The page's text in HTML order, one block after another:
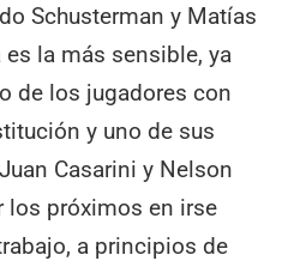
Schusterman y Matías
la más sensible, ya
de los jugadores con
y uno de sus
Casarini y Nelson
los próximos en irse
a principios de